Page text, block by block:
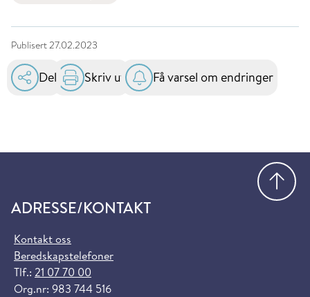
Publisert27.02.2023
Del Skriv ut Få varsel om endringer
ADRESSE/KONTAKT
Kontakt oss
Beredskapstelefoner
Tlf.: 21 07 70 00
Org.nr: 983 744 516